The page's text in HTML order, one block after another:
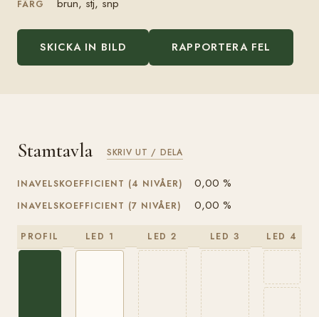
FÄRG
SKICKA IN BILD RAPPORTERA FEL
Stamtavla SKRIV UT / DELA
INAVELSKOEFFICIENT (4 NIVÅER) 0,00 %
INAVELSKOEFFICIENT (7 NIVÅER) 0,00 %
PROFIL LED 1 LED 2 LED 3 LED 4